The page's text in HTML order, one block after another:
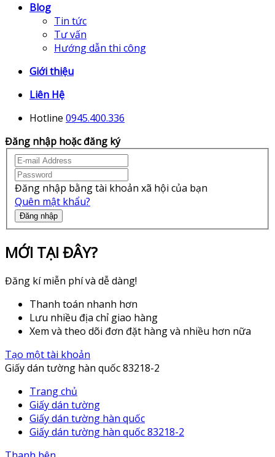
Blog
Tin tức
Tư vấn
Hướng dẫn thi công
Giới thiệu
Liên Hệ
Hotline 0945.400.336
Đăng nhập hoặc đăng ký
Đăng nhập bằng tài khoản xã hội của bạn
Quên mật khẩu?
Đăng nhập
MỚI TẠI ĐÂY?
Đăng kí miễn phí và dễ dàng!
Thanh toán nhanh hơn
Lưu nhiều địa chỉ giao hàng
Xem và theo dõi đơn đặt hàng và nhiều hơn nữa
Tạo một tài khoản
Giấy dán tường hàn quốc 83218-2
Trang chủ
Giấy dán tường
Giấy dán tường hàn quốc
Giấy dán tường hàn quốc 83218-2